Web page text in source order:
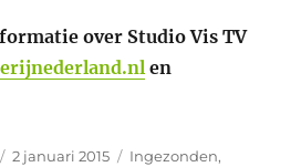
over Studio Vis TV
en
Geplaatst
2 januari 2015 Categorieën
Ingezonden,